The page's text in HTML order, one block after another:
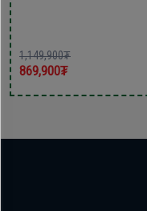
1,149,900₮
869,900₮